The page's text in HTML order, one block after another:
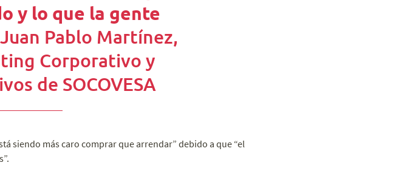
y lo que la gente
Pablo Martínez,
Corporativo y
de SOCOVESA
siendo más caro comprar que arrendar” debido a que “el